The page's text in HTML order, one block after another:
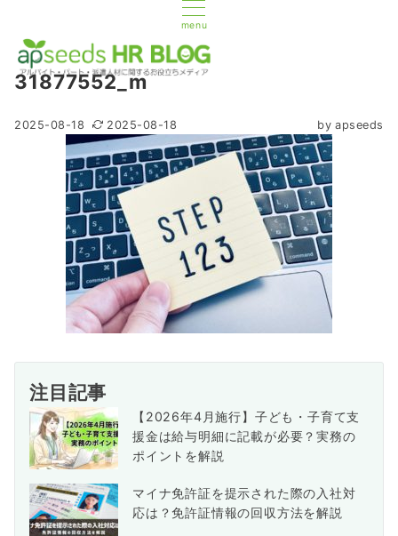
menu
31877552_m
2025-08-18 2025-08-18 by apseeds
注目記事
【2026年4月施行】子ども・子育て支
援金は給与明細に記載が必要？実務の
ポイントを解説
マイナ免許証を提示された際の入社対
応は？免許証情報の回収方法を解説